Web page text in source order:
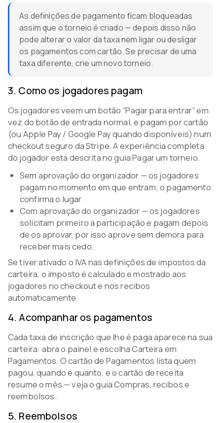
As definições de pagamento ficam bloqueadas
assim que o torneio é criado — depois disso não
pode alterar o valor da taxa nem ligar ou desligar
os pagamentos com cartão. Se precisar de uma
taxa diferente, crie um novo torneio.
3. Como os jogadores pagam
Os jogadores veem um botão “Pagar para entrar” em
vez do botão de entrada normal, e pagam por cartão
(ou Apple Pay / Google Pay quando disponíveis) num
checkout seguro da Stripe. A experiência completa
do jogador está descrita no guia Pagar um torneio.
Sem aprovação do organizador — os jogadores
pagam no momento em que entram; o pagamento
confirma o lugar.
Com aprovação do organizador — os jogadores
solicitam primeiro a participação e pagam depois
de os aprovar, por isso aprove sem demora para
receber mais cedo.
Se tiver ativado o IVA nas definições de impostos da
carteira, o imposto é calculado e mostrado aos
jogadores no checkout e nos recibos
automaticamente.
4.Acompanhar os pagamentos
Cada taxa de inscrição que lhe é paga aparece na sua
carteira: abra o painel e escolha Carteira em
Pagamentos. O cartão de Pagamentos lista quem
pagou, quando e quanto, e o cartão de receita
resume o mês — veja o guia Compras, recibos e
reembolsos.
5. Reembolsos